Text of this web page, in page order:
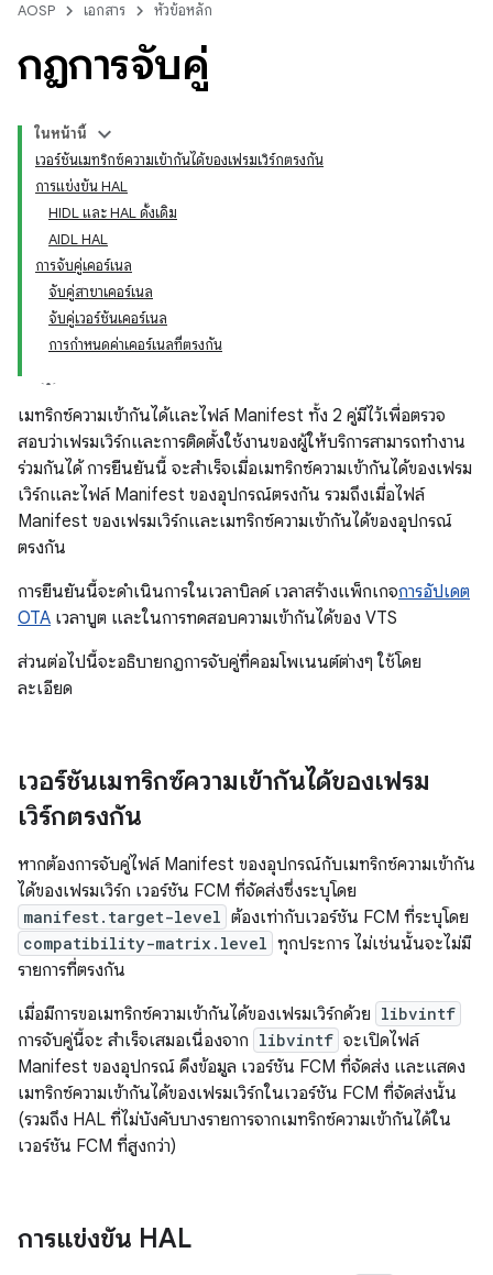
AOSP เอกสาร หัวข้อหลัก
กฎการจับคู่
ในหน้านี้
เวอร์ชันเมทริกซ์ความเข้ากันได้ของเฟรมเวิร์กตรงกัน
การแข่งขัน HAL
HIDL และ HAL ดั้งเดิม
AIDL HAL
การจับคู่เคอร์เนล
จับคู่สาขาเคอร์เนล
จับคู่เวอร์ชันเคอร์เนล
การกำหนดค่าเคอร์เนลที่ตรงกัน
เมทริกซ์ความเข้ากันได้และไฟล์ Manifest ทั้ง 2 คู่มีไว้เพื่อตรวจ
สอบว่าเฟรมเวิร์กและการติดตั้งใช้งานของผู้ให้บริการสามารถทำงาน
ร่วมกันได้ การยืนยันนี้ จะสำเร็จเมื่อเมทริกซ์ความเข้ากันได้ของเฟรม
เวิร์กและไฟล์ Manifest ของอุปกรณ์ตรงกัน รวมถึงเมื่อไฟล์
Manifest ของเฟรมเวิร์กและเมทริกซ์ความเข้ากันได้ของอุปกรณ์
ตรงกัน
การยืนยันนี้จะดำเนินการในเวลาบิลด์ เวลาสร้างแพ็กเกจการอัปเดต
OTA เวลาบูต และในการทดสอบความเข้ากันได้ของ VTS
ส่วนต่อไปนี้จะอธิบายกฎการจับคู่ที่คอมโพเนนต์ต่างๆ ใช้โดย
ละเอียด
เวอร์ชันเมทริกซ์ความเข้ากันได้ของเฟรม
เวิร์กตรงกัน
หากต้องการจับคู่ไฟล์ Manifest ของอุปกรณ์กับเมทริกซ์ความเข้ากัน
ได้ของเฟรมเวิร์ก เวอร์ชัน FCM ที่จัดส่งซึ่งระบุโดย
manifest.target-level ต้องเท่ากับเวอร์ชัน FCM ที่ระบุโดย
compatibility-matrix.level ทุกประการ ไม่เช่นนั้นจะไม่มี
รายการที่ตรงกัน
เมื่อมีการขอเมทริกซ์ความเข้ากันได้ของเฟรมเวิร์กด้วย libvintf
การจับคู่นี้จะ สำเร็จเสมอเนื่องจาก libvintf จะเปิดไฟล์
Manifest ของอุปกรณ์ ดึงข้อมูล เวอร์ชัน FCM ที่จัดส่ง และแสดง
เมทริกซ์ความเข้ากันได้ของเฟรมเวิร์กในเวอร์ชัน FCM ที่จัดส่งนั้น
(รวมถึง HAL ที่ไม่บังคับบางรายการจากเมทริกซ์ความเข้ากันได้ใน
เวอร์ชัน FCM ที่สูงกว่า)
การแข่งขัน HAL